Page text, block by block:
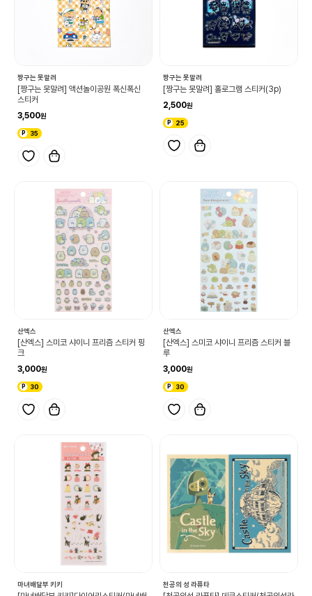
짱구는 못말려
[짱구는 못말려] 액션놀이공원 폭신폭신
스티커
3,500
35
짱구는 못말려
[짱구는 못말려] 홀로그램 스티커(3p)
2,500
25
산엑스
[산엑스] 스미코 샤이니 프리즘 스티커 핑
크
3,000
30
산엑스
[산엑스] 스미코 샤이니 프리즘 스티커 블
루
3,000
30
마녀배달부 키키 천공의 성 라퓨타